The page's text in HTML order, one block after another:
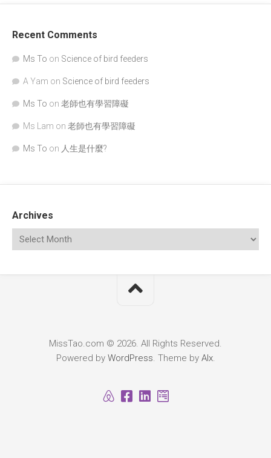
Recent Comments
Ms To on Science of bird feeders
A Yam on Science of bird feeders
Ms To on 老師也有學習障礙
Ms Lam on 老師也有學習障礙
Ms To on 人生是什麼?
Archives
MissTao.com © 2026. All Rights Reserved.
Powered by WordPress. Theme by Alx.